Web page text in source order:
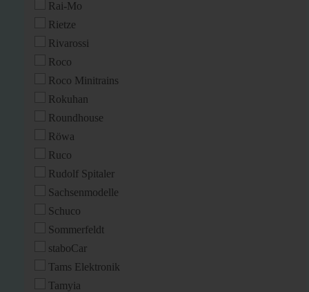
Rai-Mo
Rietze
Rivarossi
Roco
Roco Minitrains
Rokuhan
Roundhouse
Röwa
Ruco
Rudolf Spitaler
Sachsenmodelle
Schuco
Sommerfeldt
staboCar
Tams Elektronik
Tamyia